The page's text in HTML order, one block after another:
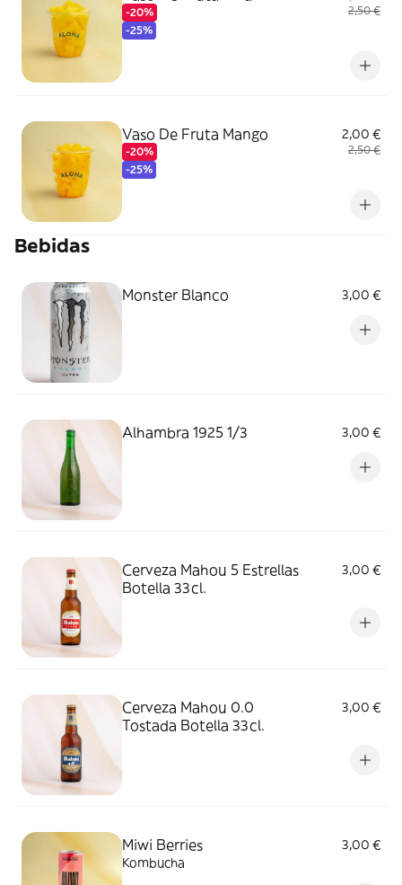
-20%
-25%
2,50 €
Vaso De Fruta Mango
-20%
-25%
2,00 €
2,50 €
Bebidas
Monster Blanco 3,00 €
Alhambra 1925 1/3 3,00 €
Cerveza Mahou 5 Estrellas
Botella 33cl.
3,00 €
Cerveza Mahou 0.0
Tostada Botella 33cl.
3,00 €
Miwi Berries
3,00 €
Kombucha